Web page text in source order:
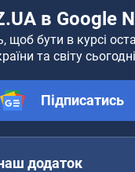
в Google
щоб бути в курсі
та світу сьогодні
Підписатись
додаток